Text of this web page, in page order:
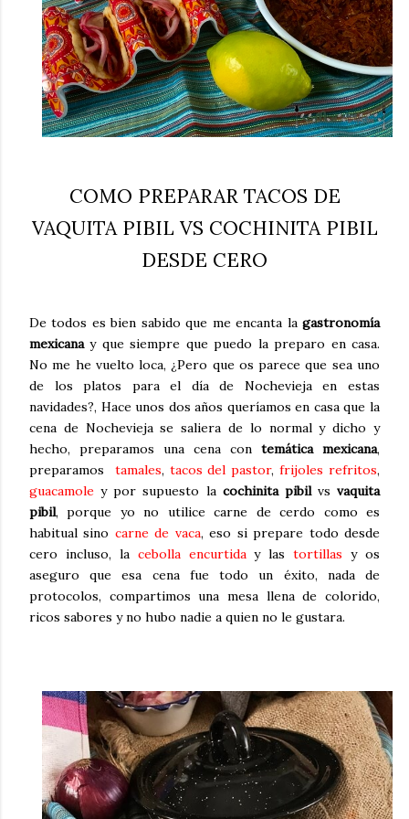
COMO PREPARAR TACOS DE
VAQUITA PIBIL VS COCHINITA PIBIL
DESDE CERO
De todos es bien sabido que me encanta la gastronomía
mexicanay que siempre que puedo la preparo en casa.
No me he vuelto loca, ¿Pero que os parece que sea uno
de los platos para el día de Nochevieja en estas
navidades?, Hace unos dos años queríamos en casa que la
cena de Nochevieja se saliera de lo normal y dicho y
hecho, preparamos una cena con temática mexicana,
preparamos tamales, tacos del pastor,frijoles refritos,
guacamole y por supuesto la cochinita pibilvs vaquita
pibil, porque yo no utilice carne de cerdo como es
habitual sino carne de vaca, eso si prepare todo desde
cero incluso, la cebolla encurtiday las tortillas y os
aseguro que esa cena fue todo un éxito, nada de
protocolos, compartimos una mesa llena de colorido,
ricos sabores y no hubo nadie a quien no le gustara.